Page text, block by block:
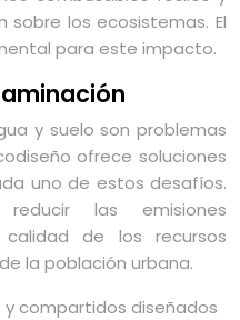
sobre los ecosistemas. El
para este impacto.
y suelo son problemas
ofrece soluciones
uno de estos desafíos.
las emisiones
de los recursos
la población urbana.
compartidos diseñados